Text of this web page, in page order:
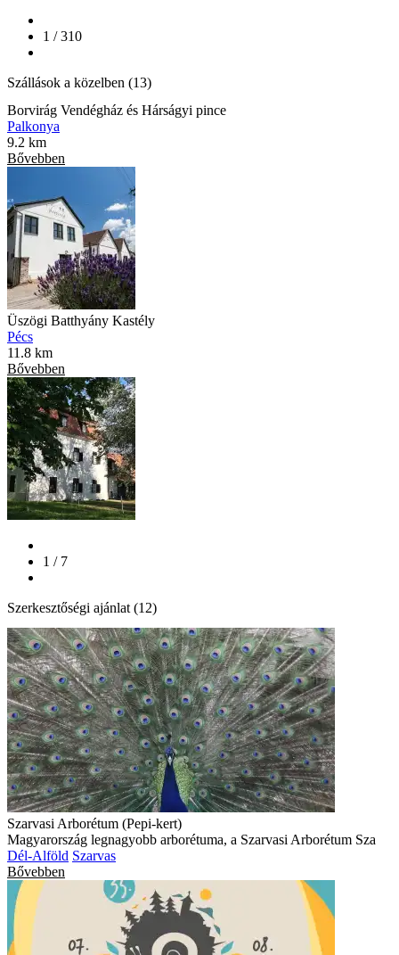
1 / 310
Szállások a közelben (13)
Borvirág Vendégház és Hárságyi pince
Palkonya
9.2 km
Bővebben
Üszögi Batthyány Kastély
Pécs
11.8 km
Bővebben
1 / 7
Szerkesztőségi ajánlat (12)
Szarvasi Arborétum (Pepi-kert)
Magyarország legnagyobb arborétuma, a Szarvasi Arborétum Sza
Dél-Alföld Szarvas
Bővebben